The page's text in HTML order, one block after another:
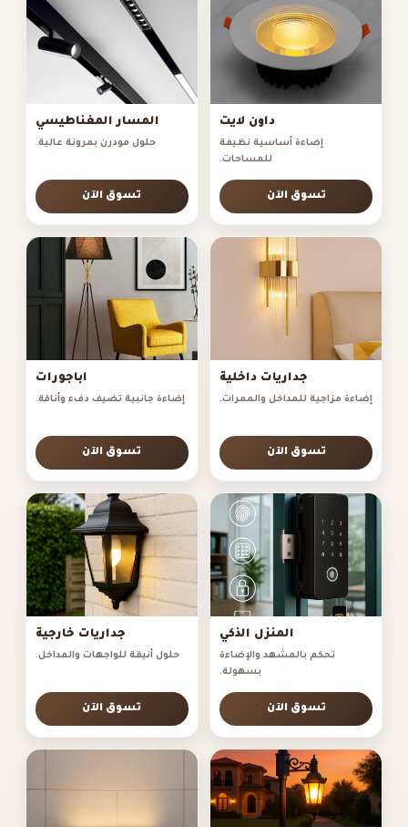
داون لايت
إضاءة أساسية نظيفة
للمساحات.
تسوق الآن
المسار المغناطيسي
حلول مودرن بمرونة عالية.
تسوق الآن
جداريات داخلية
إضاءة مزاجية للمداخل والممرات.
تسوق الآن
اباجورات
إضاءة جانبية تضيف دفء وأناقة.
تسوق الآن
المنزل الذكي
تحكم بالمشهد والإضاءة
بسهولة.
تسوق الآن
جداريات خارجية
حلول أنيقة للواجهات والمداخل.
تسوق الآن